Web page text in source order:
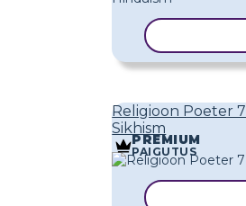
Religioon Poeter 7
Sikhism
PREMIUM
PAIGUTUS